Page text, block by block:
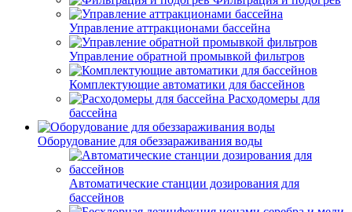
Управление аттракционами бассейна
Управление обратной промывкой фильтров
Комплектующие автоматики для бассейнов
Расходомеры для
бассейна
Оборудование для обеззараживания воды
Автоматические станции дозирования для
бассейнов